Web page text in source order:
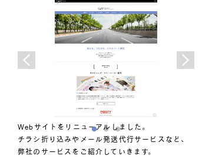
Webサイトをリニューアルしました。
チラシ折り込みやメール発送代行サービスなど、
弊社のサービスをご紹介していきます。